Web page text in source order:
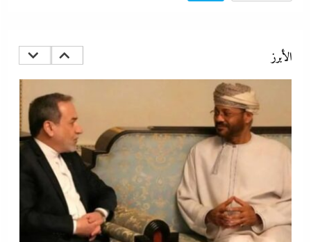
الأبرز14 سبتمبر، 2025